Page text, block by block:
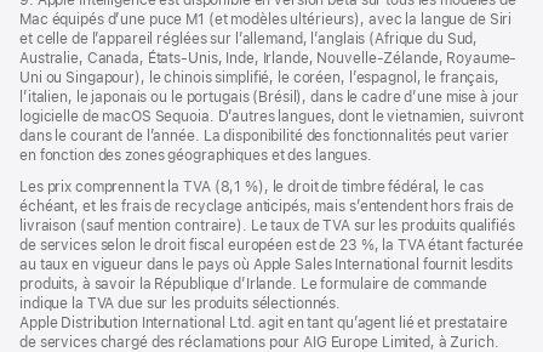
Mac équipés d’une puce M1 (et modèles ultérieurs), avec la langue de Siri
et celle de l’appareil réglées sur l’allemand, l’anglais (Afrique du Sud,
Australie, Canada, États-Unis, Inde, Irlande, Nouvelle-Zélande, Royaume-
Uni ou Singapour), le chinois simplifié, le coréen, l’espagnol, le français,
l’italien, le japonais ou le portugais (Brésil), dans le cadre d’une mise à jour
logicielle de macOS Sequoia. D’autres langues, dont le vietnamien, suivront
dans le courant de l’année. La disponibilité des fonctionnalités peut varier
en fonction des zones géographiques et des langues.
Les prix comprennent la TVA (8,1 %), le droit de timbre fédéral, le cas
échéant, et les frais de recyclage anticipés, mais s’entendent hors frais de
livraison (sauf mention contraire). Le taux de TVA sur les produits qualifiés
de services selon le droit fiscal européen est de 23 %, la TVA étant facturée
au taux en vigueur dans le pays où Apple Sales International fournit lesdits
produits, à savoir la République d’Irlande. Le formulaire de commande
indique la TVA due sur les produits sélectionnés.
Apple Distribution International Ltd. agit en tant qu’agent lié et prestataire
de services chargé des réclamations pour AIG Europe Limited, à Zurich.